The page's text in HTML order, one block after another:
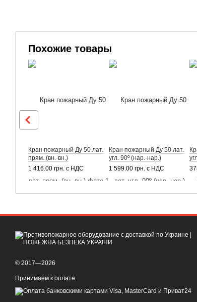
Похожие товары
Кран пожарный Ду 50 лат.
прям. (вн.-вн.)
1 416.00 грн. с НДС
Кран пожарный Ду 50 лат.
угл. 90º (нар.-нар.)
1 599.00 грн. с НДС
© 2017—2026
Принимаем к оплате